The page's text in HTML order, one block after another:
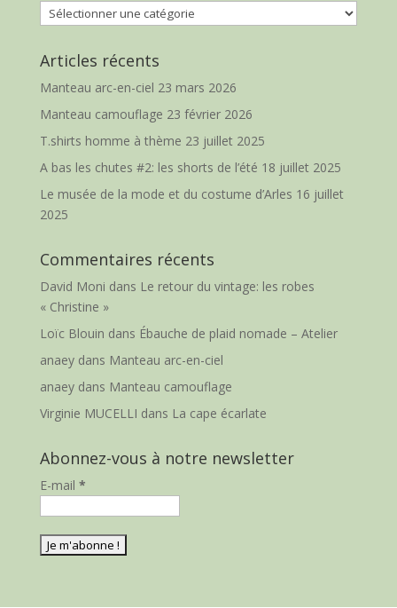
Catégories
Articles récents
Manteau arc-en-ciel 23 mars 2026
Manteau camouflage 23 février 2026
T.shirts homme à thème 23 juillet 2025
A bas les chutes #2: les shorts de l’été 18 juillet 2025
Le musée de la mode et du costume d’Arles 16 juillet
2025
Commentaires récents
David Moni dans Le retour du vintage: les robes
« Christine »
Loïc Blouin dans Ébauche de plaid nomade – Atelier
anaeydans Manteau arc-en-ciel
anaeydans Manteau camouflage
Virginie MUCELLI dans La cape écarlate
Abonnez-vous à notre newsletter
E-mail *